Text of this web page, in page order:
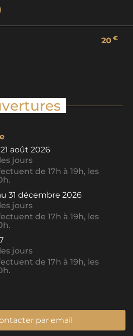
20 €
21 août 2026
jours
de 17h à 19h, les
31 décembre 2026
jours
de 17h à 19h, les
jours
de 17h à 19h, les
par email